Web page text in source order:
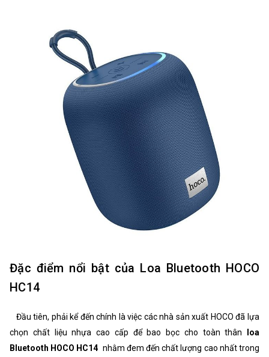
Đặc điểm nổi bật của Loa Bluetooth HOCO
HC14
Đầu tiên, phải kể đến chính là việc các nhà sản xuất HOCO đã lựa
chọn chất liệu nhựa cao cấp để bao bọc cho toàn thân loa
Bluetooth HOCO HC14 nhằm đem đến chất lượng cao nhất trong